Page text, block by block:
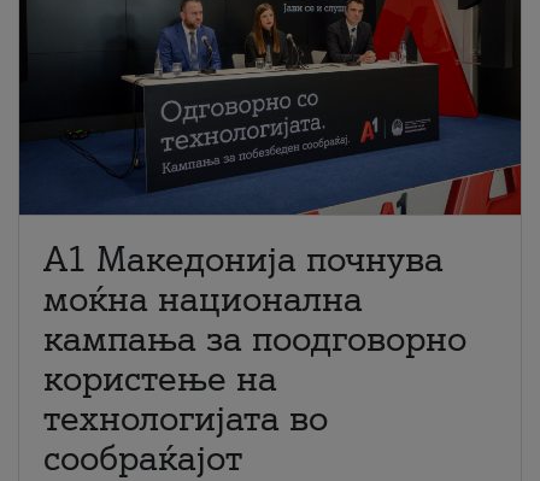
A1 Македонија почнува
моќна национална
кампања за поодговорно
користење на
технологијата во
сообраќајот